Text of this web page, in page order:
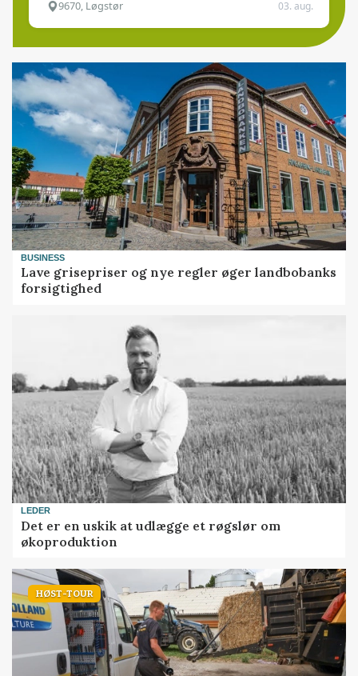
9670, Løgstør 03. aug.
BUSINESS
Lave grisepriser og nye regler øger landbobanks
forsigtighed
LEDER
Det er en uskik at udlægge et røgslør om
økoproduktion
HØST-TOUR